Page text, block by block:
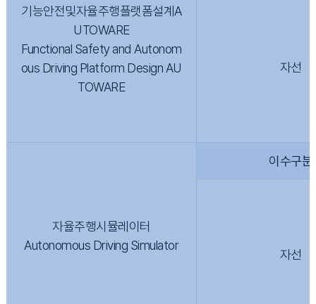
기능안전및자율주행플랫폼설계A
UTOWARE
Functional Safety and Autonom
ous Driving Platform Design AU
TOWARE
자선
자율주행시뮬레이터
Autonomous Driving Simulator
이수구분
자선